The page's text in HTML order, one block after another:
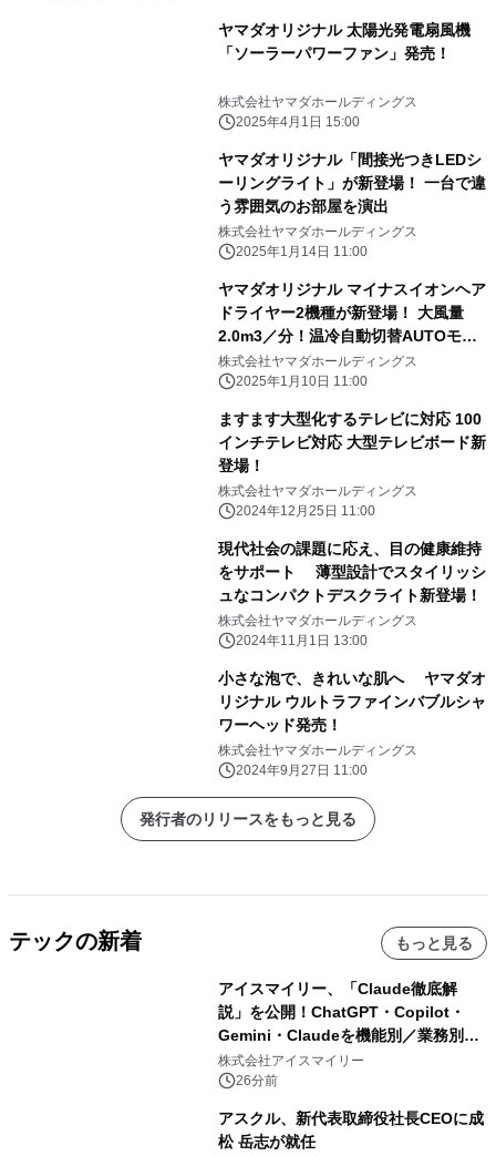
ヤマダオリジナル 太陽光発電扇風機
「ソーラーパワーファン」発売！
株式会社ヤマダホールディングス
2025年4月1日 15:00
ヤマダオリジナル「間接光つきLEDシ
ーリングライト」が新登場！ 一台で違
う雰囲気のお部屋を演出
株式会社ヤマダホールディングス
2025年1月14日 11:00
ヤマダオリジナル マイナスイオンヘア
ドライヤー2機種が新登場！ 大風量
2.0m3／分！温冷自動切替AUTOモー
ド搭載
株式会社ヤマダホールディングス
2025年1月10日 11:00
ますます大型化するテレビに対応 100
インチテレビ対応 大型テレビボード新
登場！
株式会社ヤマダホールディングス
2024年12月25日 11:00
現代社会の課題に応え、目の健康維持
をサポート 薄型設計でスタイリッシ
ュなコンパクトデスクライト新登場！
株式会社ヤマダホールディングス
2024年11月1日 13:00
小さな泡で、きれいな肌へ ヤマダオ
リジナル ウルトラファインバブルシャ
ワーヘッド発売！
株式会社ヤマダホールディングス
2024年9月27日 11:00
発行者のリリースをもっと見る
テックの新着 もっと見る
アイスマイリー、「Claude徹底解
説」を公開！ChatGPT・Copilot・
Gemini・Claudeを機能別／業務別に
比較―自社に合う生成AIの選び方がわ
かる実践ガイド
株式会社アイスマイリー
26分前
アスクル、新代表取締役社長CEOに成
松 岳志が就任